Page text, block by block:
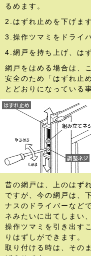
るめます。
2.はずれ止めを下げます
3.操作ツマミをドライ
4.網戸を持ち上げ、は
網戸をはめる場合は、
安全のため「はずれ止
とどおりになっている
昔の網戸は、上のはず
ですが、今の網戸は、
ナスのドライバーなど
ネみたいに出てしまい
操作ツマミを引き出す
りはずしができます。
取り付ける時は、その